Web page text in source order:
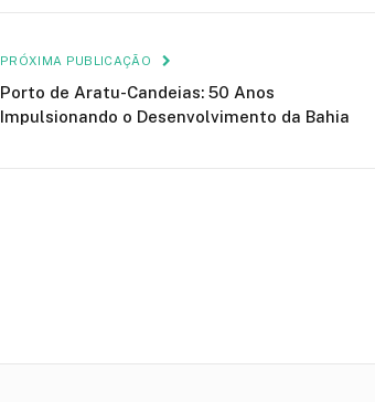
PRÓXIMA PUBLICAÇÃO
Porto de Aratu-Candeias: 50 Anos
Impulsionando o Desenvolvimento da Bahia